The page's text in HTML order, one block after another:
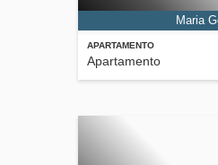
APARTAMENTO
Apartamento
Maria